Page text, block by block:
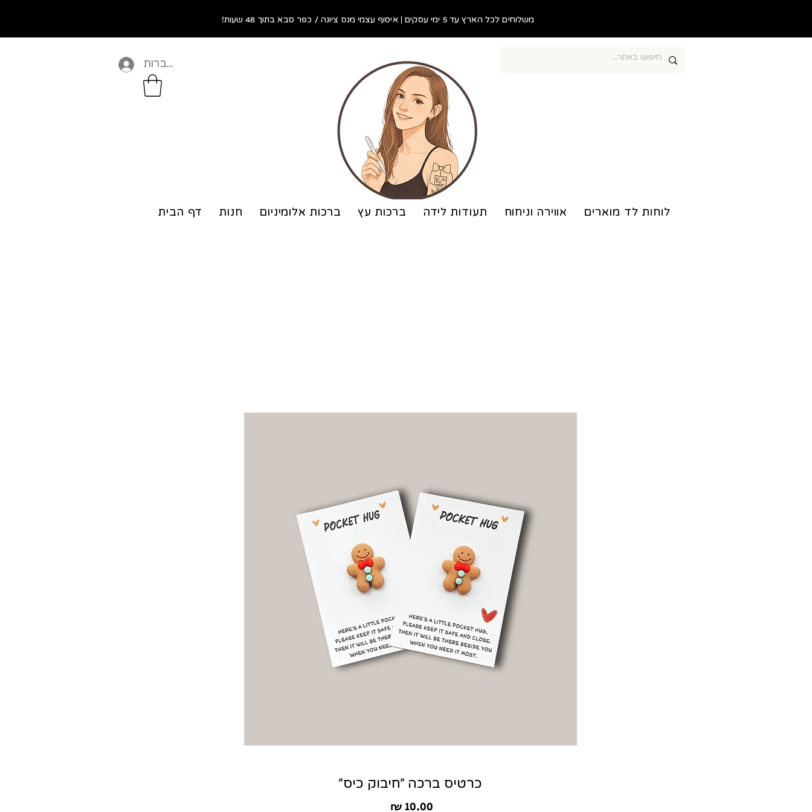
משלוחים לכל הארץ עד 5 ימי עסקים | איסוף עצמי מנס ציונה / כפר סבא בתוך 48 שעות!
התחברות
דף הבית חנות ברכות אלומיניום ברכות עץ תעודות לידה אווירה וניחוח לוחות לד מוארים
כרטיס ברכה ״חיבוק כיס״